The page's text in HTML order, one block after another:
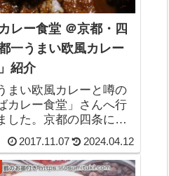
レー食堂 ＠京都・四
一うまい欧風カレー
紹介
まい欧風カレーと噂の
カレー食堂」さんへ行
した。京都の四条にあ
と定食のお店で、野菜
んだ欧風カレーはスパ
つ甘味とコクがあるお
2017.11.07 2024.04.12